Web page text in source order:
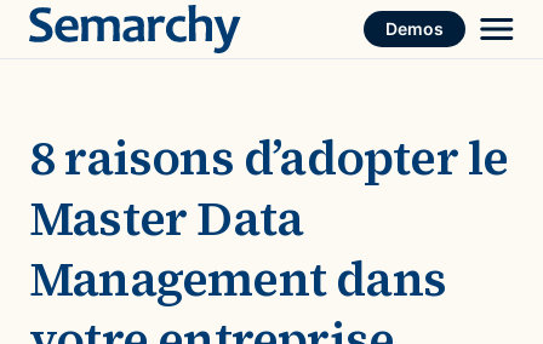
Skip
Demos
8 raisons d’adopter le
Master Data
Management dans